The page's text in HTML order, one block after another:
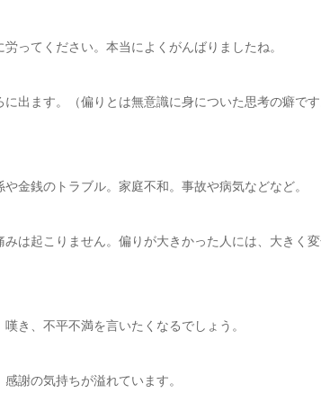
ってください。本当によくがんばりましたね。
出ます。（偏りとは無意識に身についた思考の癖で
金銭のトラブル。家庭不和。事故や病気などなど。
は起こりません。偏りが大きかった人には、大きく
き、不平不満を言いたくなるでしょう。
謝の気持ちが溢れています。